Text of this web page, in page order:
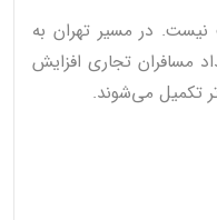
در مسیر تهران به
مسافران تجاری افزایش
تکمیل می‌شوند.